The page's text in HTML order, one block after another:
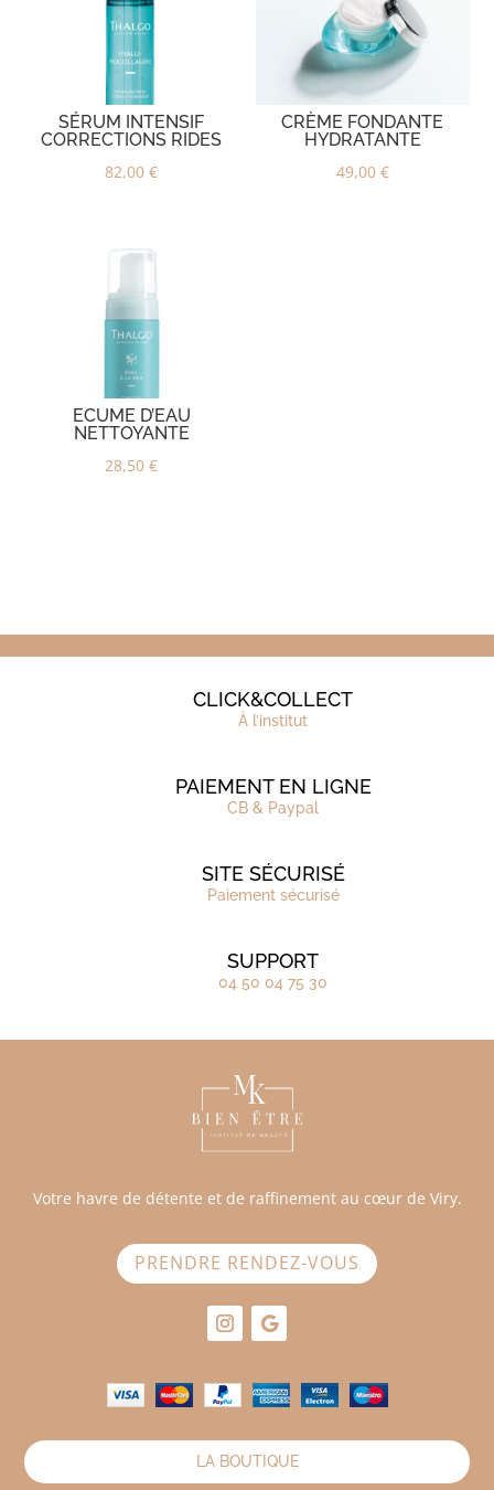
SÉRUM INTENSIF
CORRECTIONS RIDES
82,00€
CRÈME FONDANTE
HYDRATANTE
49,00 €
ECUME D’EAU
NETTOYANTE
28,50€
CLICK&COLLECT
À l’institut
PAIEMENT EN LIGNE
CB & Paypal
SITE SÉCURISÉ
Paiement sécurisé
SUPPORT
04 50 04 75 30
Votre havre de détente et de raffinement au cœur de Viry.
PRENDRE RENDEZ-VOUS
LA BOUTIQUE